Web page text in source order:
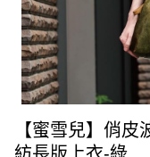
【蜜雪兒】俏